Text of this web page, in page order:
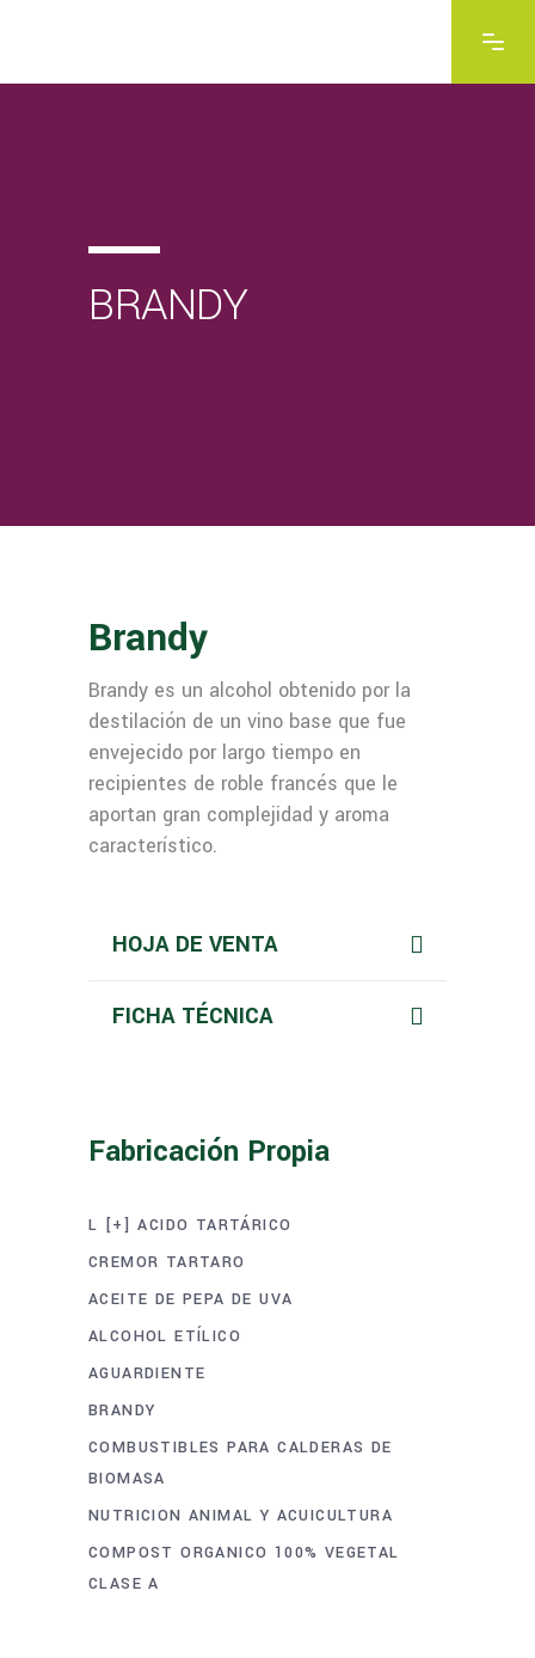
BRANDY
Brandy
Brandy es un alcohol obtenido por la
destilación de un vino base que fue
envejecido por largo tiempo en
recipientes de roble francés que le
aportan gran complejidad y aroma
característico.
HOJA DE VENTA
FICHA TÉCNICA
Fabricación Propia
L [+] ACIDO TARTÁRICO
CREMOR TARTARO
ACEITE DE PEPA DE UVA
ALCOHOL ETÍLICO
AGUARDIENTE
BRANDY
COMBUSTIBLES PARA CALDERAS DE
BIOMASA
NUTRICION ANIMAL Y ACUICULTURA
COMPOST ORGANICO 100% VEGETAL
CLASE A